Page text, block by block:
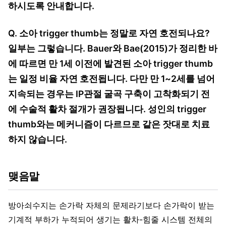
하시도록 안내합니다.
Q. 소아 trigger thumb는 정말로 자연 호전되나요?
일부는 그렇습니다. Bauer와 Bae(2015)가 정리한 바
에 따르면 만 1세 이전에 발견된 소아 trigger thumb
는 일정 비율 자연 호전됩니다. 다만 만 1~2세를 넘어
지속되는 경우는 IP관절 굴곡 구축이 고착화되기 전
에 수술적 활차 절개가 권장됩니다. 성인의 trigger
thumb와는 메커니즘이 다르므로 같은 잣대로 치료
하지 않습니다.
맺음말
방아쇠수지는 손가락 자체의 문제라기보다 손가락이 받는
기계적 부하가 누적되어 생기는 활차-힘줄 시스템 전체의